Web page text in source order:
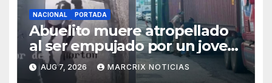
NACIONAL PORTADA
Abuelito muere atropellado
al ser empujado por un joven
en Monterrey
AUG 7, 2026 MARCRIX NOTICIAS